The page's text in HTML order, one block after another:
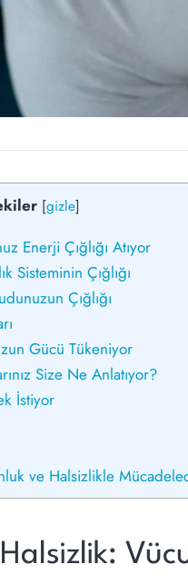
[gizle]
Enerji Çığlığı Atıyor
Sisteminin Çığlığı
Çığlığı
Gücü Tükeniyor
Size Ne Anlatıyor?
İstiyor
ve Halsizlikle